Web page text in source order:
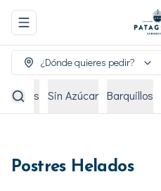
Abrir menu de navegación
¿Dónde quieres pedir?
Sin Azúcar Barquillos
Postres Helados